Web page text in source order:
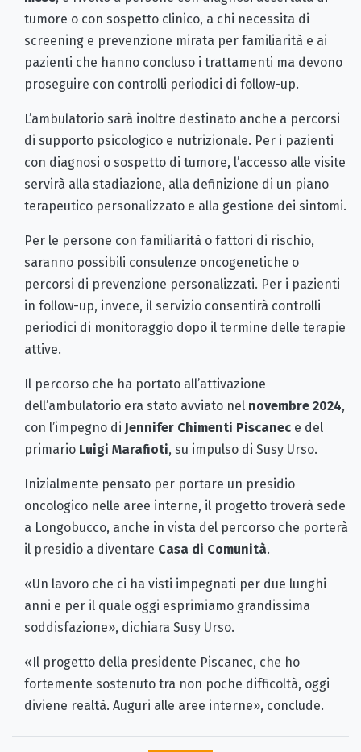
tumore o con sospetto clinico, a chi necessita di
screening e prevenzione mirata per familiarità e ai
pazienti che hanno concluso i trattamenti ma devono
proseguire con controlli periodici di follow-up.
L’ambulatorio sarà inoltre destinato anche a percorsi
di supporto psicologico e nutrizionale. Per i pazienti
con diagnosi o sospetto di tumore, l’accesso alle visite
servirà alla stadiazione, alla definizione di un piano
terapeutico personalizzato e alla gestione dei sintomi.
Per le persone con familiarità o fattori di rischio,
saranno possibili consulenze oncogenetiche o
percorsi di prevenzione personalizzati. Per i pazienti
in follow-up, invece, il servizio consentirà controlli
periodici di monitoraggio dopo il termine delle terapie
attive.
Il percorso che ha portato all’attivazione
dell’ambulatorio era stato avviato nel novembre 2024,
con l’impegno di Jennifer Chimenti Piscanec e del
primario Luigi Marafioti, su impulso di Susy Urso.
Inizialmente pensato per portare un presidio
oncologico nelle aree interne, il progetto troverà sede
a Longobucco, anche in vista del percorso che porterà
il presidio a diventare Casa di Comunità.
«Un lavoro che ci ha visti impegnati per due lunghi
anni e per il quale oggi esprimiamo grandissima
soddisfazione», dichiara Susy Urso.
«Il progetto della presidente Piscanec, che ho
fortemente sostenuto tra non poche difficoltà, oggi
diviene realtà. Auguri alle aree interne», conclude.